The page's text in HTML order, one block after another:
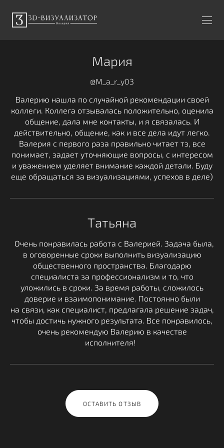
Мария
@M_a_r_y03
Валерию нашла по случайной рекомендации своей
коллеги. Коллега отзывалась положительно, оценила
общение, дала мне контакты, и я связалась. И
действительно, общение, как и все дела идут легко.
Валерия с первого раза правильно читает тз, все
понимает, задает уточняющие вопросы, с интересом
и уважением уделяет внимание каждой детали. Буду
еще обращаться за визуализациями, успехов в деле)
Татьяна
Очень понравилась работа с Валерией. Задача была,
в оговоренные сроки выполнить визуализацию
общественного пространства. Благодарю
специалиста за профессионализм и то, что
уложились в сроки. За время работы, сложилось
доверие и взаимопонимание. Постоянно были
на связи, как специалист, предлагала решение задач,
чтобы достичь нужного результата. Все понравилось,
очень рекомендую Валерию в качестве
исполнителя!
ОСТАВИТЬ ОТЗЫВ